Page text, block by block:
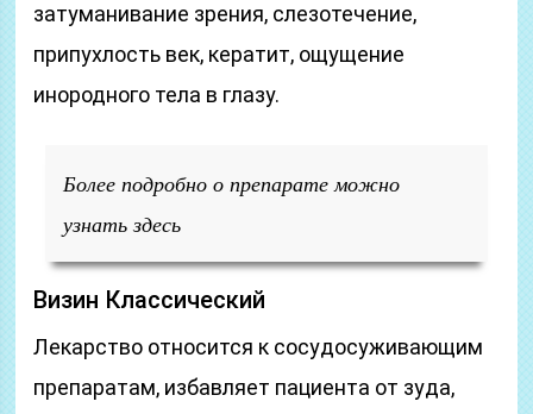
затуманивание зрения, слезотечение,
припухлость век, кератит, ощущение
инородного тела в глазу.
Более подробно о препарате можно
узнать здесь
Визин Классический
Лекарство относится к сосудосуживающим
препаратам, избавляет пациента от зуда,